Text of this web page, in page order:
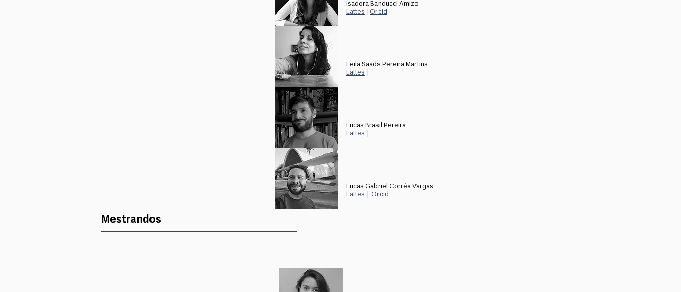
Isadora Banducci Amizo
Lattes
Orcid
Leila Saads Pereira Martins
Lattes
Lucas Brasil Pereira
Lattes
Lucas Gabriel Corrêa Vargas
Lattes
Orcid
Mestrandos